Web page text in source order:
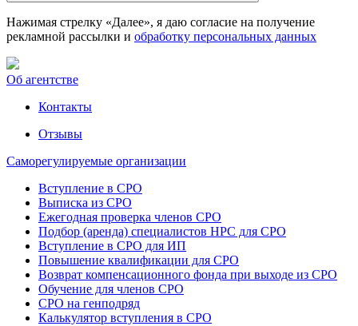
Нажимая стрелку «Далее», я даю согласие на получение
рекламной рассылки и обработку персональных данных
Об агентстве
Контакты
Отзывы
Саморегулируемые организации
Вступление в СРО
Выписка из СРО
Ежегодная проверка членов СРО
Подбор (аренда) специалистов НРС для СРО
Вступление в СРО для ИП
Повышение квалификации для СРО
Возврат компенсационного фонда при выходе из СРО
Обучение для членов СРО
СРО на генподряд
Калькулятор вступления в СРО